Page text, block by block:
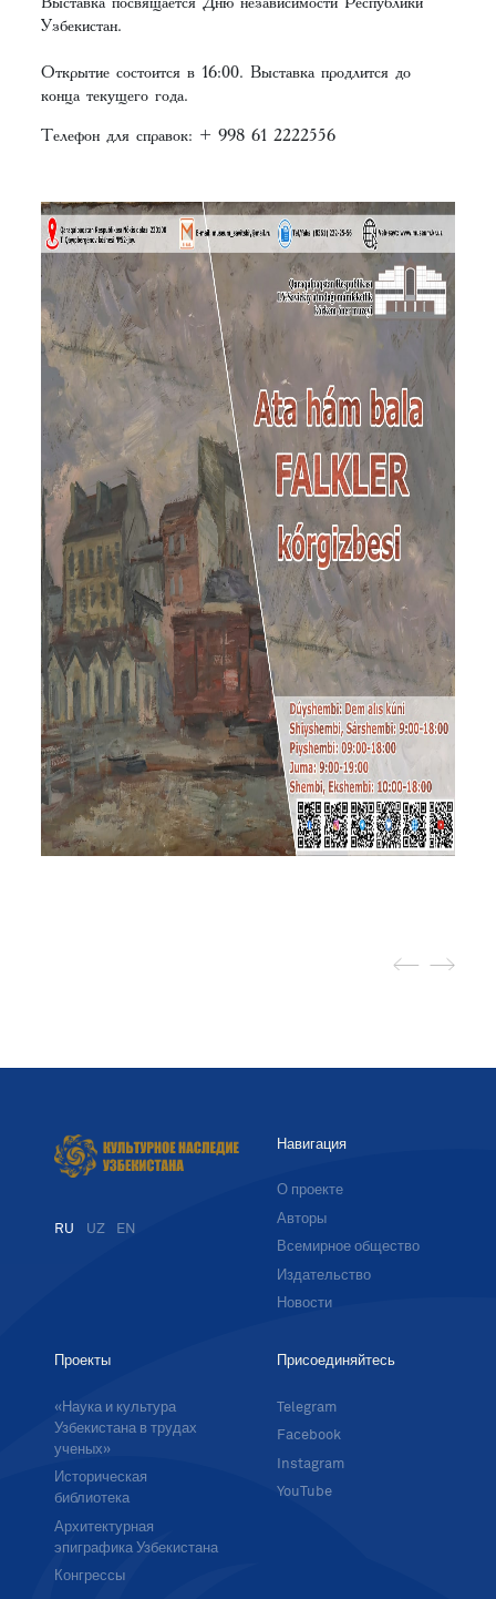
Узбекистан.
Открытие состоится в 16:00. Выставка продлится до
конца текущего года.
Телефон для справок: + 998 61 2222556
RU UZ EN
Навигация
О проекте
Авторы
Всемирное общество
Издательство
Новости
Проекты
«Наука и культура
Узбекистана в трудах
ученых»
Историческая
библиотека
Архитектурная
эпиграфика Узбекистана
Конгрессы
Присоединяйтесь
Telegram
Facebook
Instagram
YouTube